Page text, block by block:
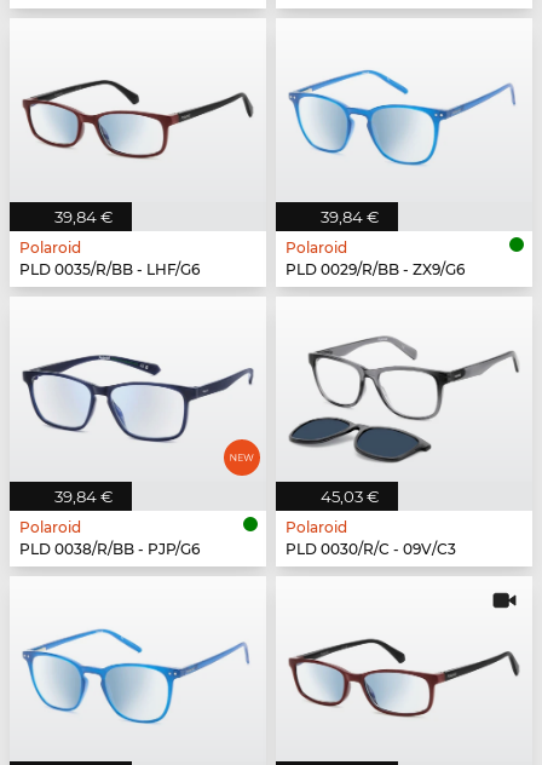
39,84 €
Polaroid
PLD 0035/R/BB - LHF/G6
39,84 €
Polaroid
PLD 0029/R/BB - ZX9/G6
39,84 €
Polaroid
PLD 0038/R/BB - PJP/G6
45,03 €
Polaroid
PLD 0030/R/C - 09V/C3